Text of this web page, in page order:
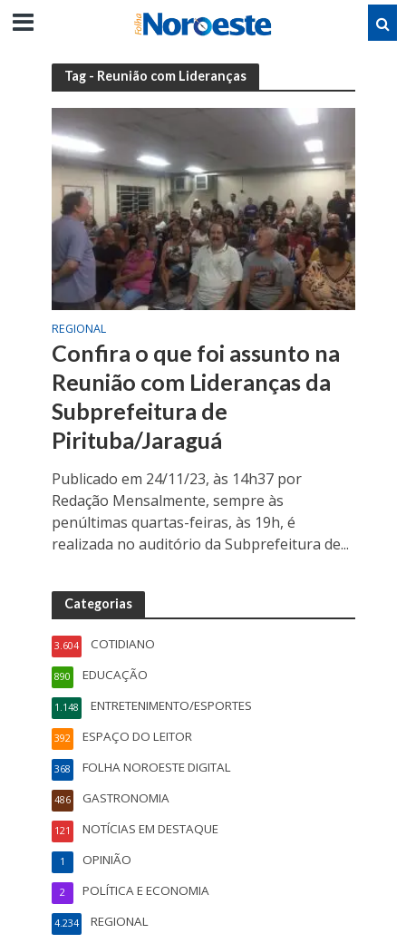
Tag - Reunião com Lideranças
REGIONAL
Confira o que foi assunto na
Reunião com Lideranças da
Subprefeitura de
Pirituba/Jaraguá
Publicado em 24/11/23, às 14h37 por
Redação Mensalmente, sempre às
penúltimas quartas-feiras, às 19h, é
realizada no auditório da Subprefeitura de...
Categorias
COTIDIANO
3.604
EDUCAÇÃO
890
ENTRETENIMENTO/ESPORTES
1.148
ESPAÇO DO LEITOR
392
FOLHA NOROESTE DIGITAL
368
GASTRONOMIA
486
NOTÍCIAS EM DESTAQUE
121
OPINIÃO
1
POLÍTICA E ECONOMIA
2
REGIONAL
4.234